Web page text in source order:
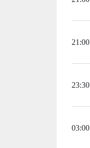
21:00
23:30
03:00